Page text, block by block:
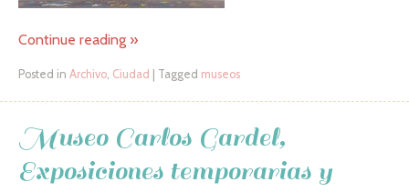
Continue reading »
Posted in Archivo, Ciudad Tagged museos
Museo Carlos Gardel,
Exposiciones temporarias y